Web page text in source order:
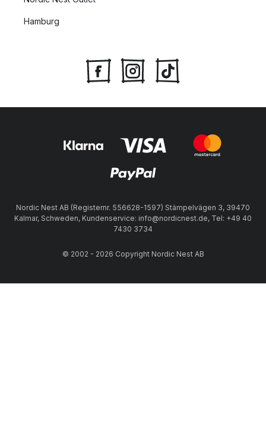
Hamburg
Nordic Nest AB (Registernr. 556628-1597) Stämpelvägen 3, 39470
Kalmar, Schweden, Kundenservice: info@nordicnest.de, Tel: +49 40
7430 3734
© 2002 - 2026 Copyright Nordic Nest AB